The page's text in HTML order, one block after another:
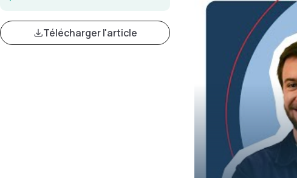
Télécharger l'article